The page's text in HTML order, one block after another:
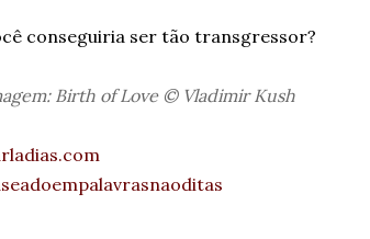
conseguiria ser tão transgressor?
Birth of Love © Vladimir Kush